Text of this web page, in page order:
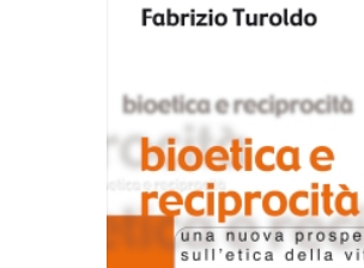
AGGIUNGI AL CARRELLO